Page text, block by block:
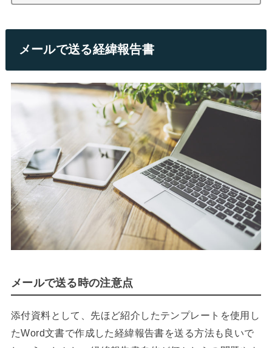
メールで送る経緯報告書
メールで送る時の注意点
添付資料として、先ほど紹介したテンプレートを使用し
たWord文書で作成した経緯報告書を送る方法も良いで